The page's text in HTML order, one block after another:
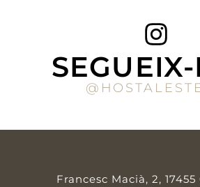
Francesc Macià, 2,